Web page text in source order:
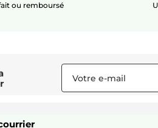
ou remboursé